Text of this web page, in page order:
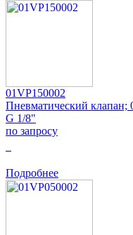
01VP150002
Пневматический клапан;
G 1/8"
по запросу
Подробнее